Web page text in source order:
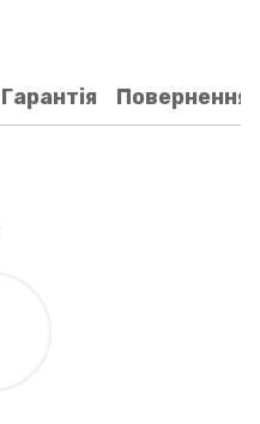
Гарантія Повернення